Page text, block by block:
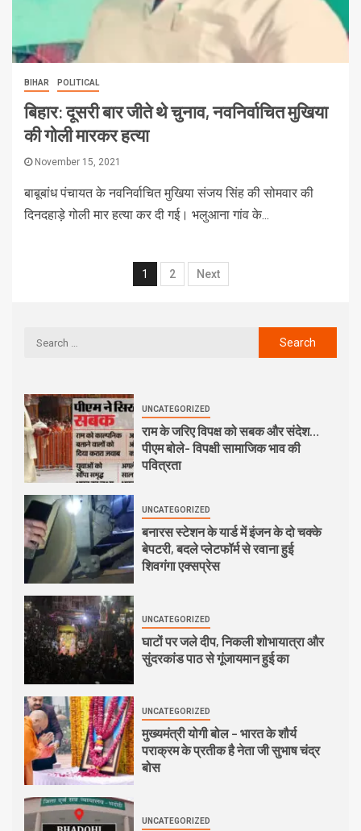
BIHAR POLITICAL
बिहार: दूसरी बार जीते थे चुनाव, नवनिर्वाचित मुखिया
की गोली मारकर हत्या
November 15, 2021
बाबूबांध पंचायत के नवनिर्वाचित मुखिया संजय सिंह की सोमवार की
दिनदहाड़े गोली मार हत्या कर दी गई। भलुआना गांव के...
1 2 Next
UNCATEGORIZED
राम के जरिए विपक्ष को सबक और संदेश…
पीएम बोले- विपक्षी सामाजिक भाव की
पवित्रता
UNCATEGORIZED
बनारस स्टेशन के यार्ड में इंजन के दो चक्के
बेपटरी, बदले प्लेटफॉर्म से रवाना हुई
शिवगंगा एक्सप्रेस
UNCATEGORIZED
घाटों पर जले दीप, निकली शोभायात्रा और
सुंदरकांड पाठ से गूंजायमान हुई का
UNCATEGORIZED
मुख्यमंत्री योगी बोल – भारत के शौर्य
पराक्रम के प्रतीक है नेता जी सुभाष चंद्र
बोस
UNCATEGORIZED